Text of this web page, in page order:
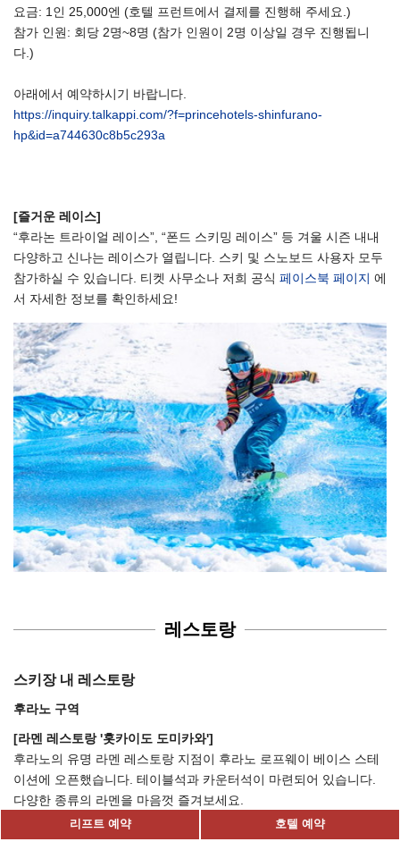
요금: 1인 25,000엔 (호텔 프런트에서 결제를 진행해 주세요.)
참가 인원: 회당 2명~8명 (참가 인원이 2명 이상일 경우 진행됩니
다.)
아래에서 예약하시기 바랍니다.
https://inquiry.talkappi.com/?f=princehotels-shinfurano-
hp&id=a744630c8b5c293a
[즐거운 레이스]
“후라논 트라이얼 레이스”, “폰드 스키밍 레이스” 등 겨울 시즌 내내
다양하고 신나는 레이스가 열립니다. 스키 및 스노보드 사용자 모두
참가하실 수 있습니다. 티켓 사무소나 저희 공식 페이스북 페이지 에
서 자세한 정보를 확인하세요!
레스토랑
스키장 내 레스토랑
후라노 구역
[라멘 레스토랑 '홋카이도 도미카와']
후라노의 유명 라멘 레스토랑 지점이 후라노 로프웨이 베이스 스테
이션에 오픈했습니다. 테이블석과 카운터석이 마련되어 있습니다.
다양한 종류의 라멘을 마음껏 즐겨보세요.
리프트 예약 호텔 예약